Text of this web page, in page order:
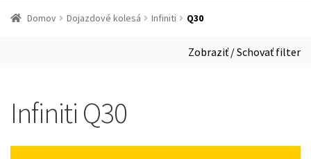
Domov Dojazdové kolesá Infiniti Q30
Zobraziť / Schovať filter
Infiniti Q30